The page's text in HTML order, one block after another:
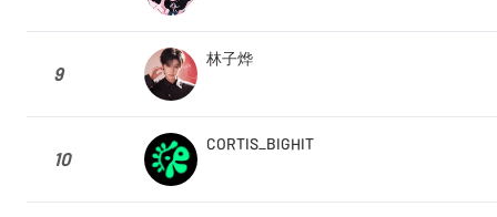
9
林子烨
10
CORTIS_BIGHIT